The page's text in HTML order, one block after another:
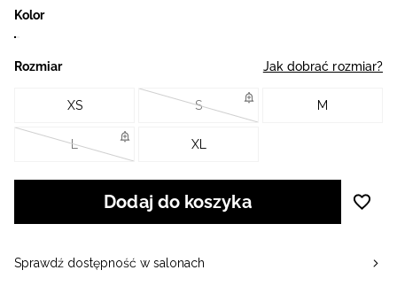
Kolor
Rozmiar Jak dobrać rozmiar?
XS S M
L XL
Dodaj do koszyka
Sprawdź dostępność w salonach